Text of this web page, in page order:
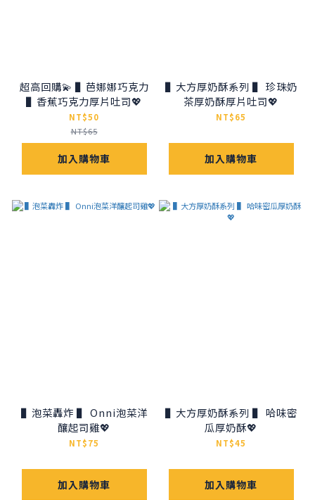
超高回購💫 ▌芭娜娜巧克力
▌香蕉巧克力厚片吐司💖
NT$50
NT$65
加入購物車
▌大方厚奶酥系列 ▌ 珍珠奶
茶厚奶酥厚片吐司💖
NT$65
加入購物車
▌泡菜轟炸 ▌ Onni泡菜洋
釀起司雞💖
NT$75
加入購物車
▌大方厚奶酥系列 ▌ 哈味密
瓜厚奶酥💖
NT$45
加入購物車